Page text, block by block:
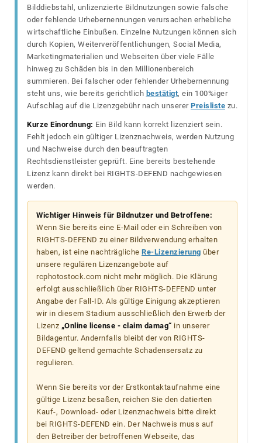
Bilddiebstahl, unlizenzierte Bildnutzungen sowie falsche
oder fehlende Urhebernennungen verursachen erhebliche
wirtschaftliche Einbußen. Einzelne Nutzungen können sich
durch Kopien, Weiterveröffentlichungen, Social Media,
Marketingmaterialien und Webseiten über viele Fälle
hinweg zu Schäden bis in den Millionenbereich
summieren. Bei falscher oder fehlender Urhebernennung
steht uns, wie bereits gerichtlich bestätigt, ein 100%iger
Aufschlag auf die Lizenzgebühr nach unserer Preisliste zu.
Kurze Einordnung: Ein Bild kann korrekt lizenziert sein.
Fehlt jedoch ein gültiger Lizenznachweis, werden Nutzung
und Nachweise durch den beauftragten
Rechtsdienstleister geprüft. Eine bereits bestehende
Lizenz kann direkt bei RIGHTS-DEFEND nachgewiesen
werden.
Wichtiger Hinweis für Bildnutzer und Betroffene:
Wenn Sie bereits eine E-Mail oder ein Schreiben von
RIGHTS-DEFEND zu einer Bildverwendung erhalten
haben, ist eine nachträgliche Re-Lizenzierung über
unsere regulären Lizenzangebote auf
rcphotostock.com nicht mehr möglich. Die Klärung
erfolgt ausschließlich über RIGHTS-DEFEND unter
Angabe der Fall-ID. Als gültige Einigung akzeptieren
wir in diesem Stadium ausschließlich den Erwerb der
Lizenz „Online license - claim damag“ in unserer
Bildagentur. Andernfalls bleibt der von RIGHTS-
DEFEND geltend gemachte Schadensersatz zu
regulieren.
Wenn Sie bereits vor der Erstkontaktaufnahme eine
gültige Lizenz besaßen, reichen Sie den datierten
Kauf-, Download- oder Lizenznachweis bitte direkt
bei RIGHTS-DEFEND ein. Der Nachweis muss auf
den Betreiber der betroffenen Webseite, das